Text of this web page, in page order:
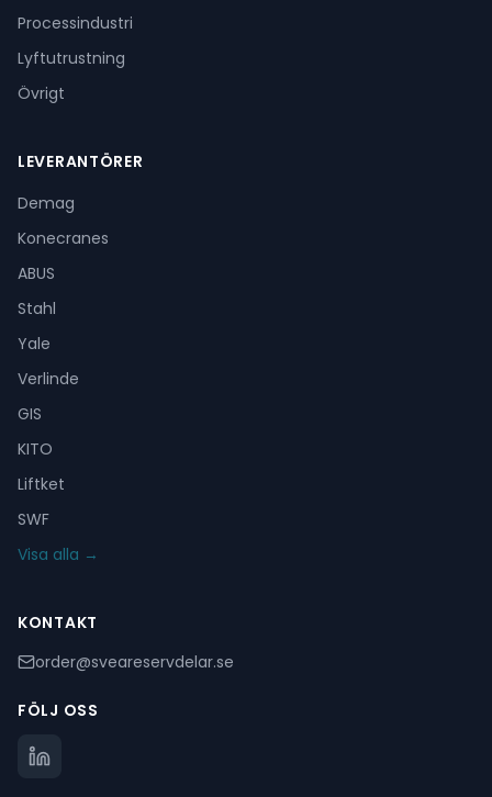
Processindustri
Lyftutrustning
Övrigt
LEVERANTÖRER
Demag
Konecranes
ABUS
Stahl
Yale
Verlinde
GIS
KITO
Liftket
SWF
Visa alla →
KONTAKT
order@sveareservdelar.se
FÖLJ OSS